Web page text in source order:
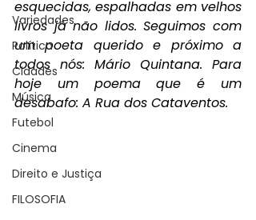
Variedades
Política
Cidades
Música
Futebol
Cinema
Direito e Justiça
FILOSOFIA
esquecidas, espalhadas em velhos
livros já não lidos. Seguimos com
um poeta querido e próximo a
todos nós: Mário Quintana. Para
hoje um poema que é um
desabafo: A Rua dos Cataventos.